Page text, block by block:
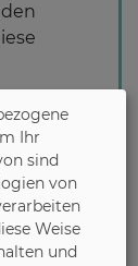
wir
wir
der
Ihr
sind
von
Weise
und